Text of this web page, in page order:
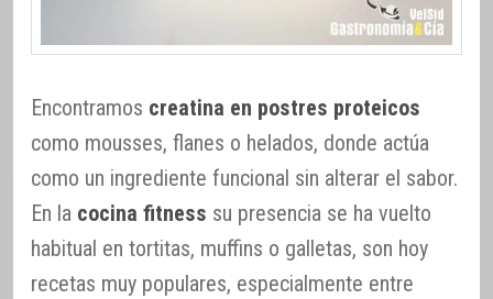
Encontramos creatina en postres proteicos
como mousses, flanes o helados, donde actúa
como un ingrediente funcional sin alterar el sabor.
En la cocina fitness su presencia se ha vuelto
habitual en tortitas, muffins o galletas, son hoy
recetas muy populares, especialmente entre